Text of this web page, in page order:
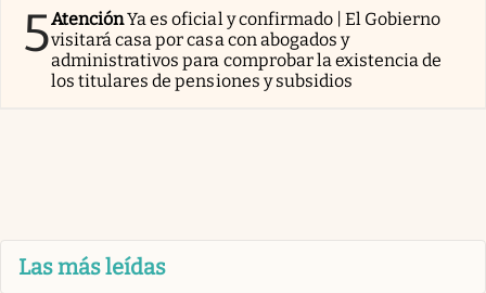
5AtenciónYa es oficial y confirmado | El Gobierno
visitará casa por casa con abogados y
administrativos para comprobar la existencia de
los titulares de pensiones y subsidios
Las más leídas